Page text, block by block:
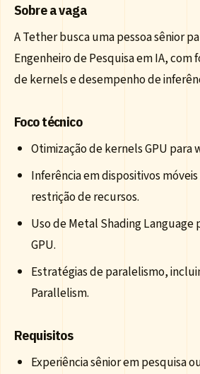
Sobre a vaga
A Tether busca uma pessoa sênior
Engenheiro de Pesquisa em IA, com
de kernels e desempenho de
Foco técnico
Otimização de kernels GPU para
Inferência em dispositivos
restrição de recursos.
Uso de Metal Shading Language
GPU.
Estratégias de paralelismo,
Parallelism.
Requisitos
Experiência sênior em pesquisa